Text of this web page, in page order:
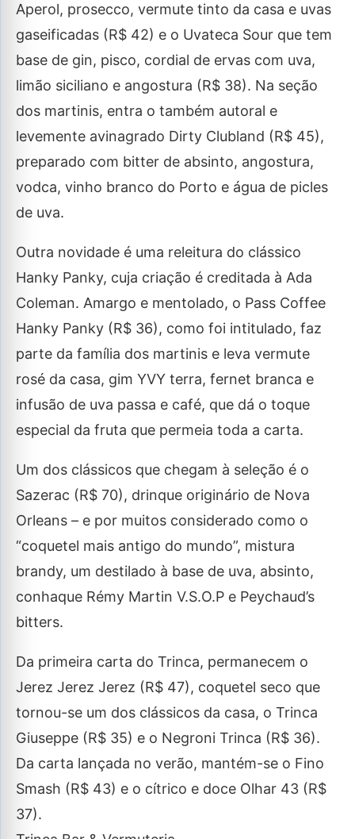
Aperol, prosecco, vermute tinto da casa e uvas
gaseificadas (R$ 42) e o Uvateca Sour que tem
base de gin, pisco, cordial de ervas com uva,
limão siciliano e angostura (R$ 38). Na seção
dos martinis, entra o também autoral e
levemente avinagrado Dirty Clubland (R$ 45),
preparado com bitter de absinto, angostura,
vodca, vinho branco do Porto e água de picles
de uva.
Outra novidade é uma releitura do clássico
Hanky Panky, cuja criação é creditada à Ada
Coleman. Amargo e mentolado, o Pass Coffee
Hanky Panky (R$ 36), como foi intitulado, faz
parte da família dos martinis e leva vermute
rosé da casa, gim YVY terra, fernet branca e
infusão de uva passa e café, que dá o toque
especial da fruta que permeia toda a carta.
Um dos clássicos que chegam à seleção é o
Sazerac (R$ 70), drinque originário de Nova
Orleans – e por muitos considerado como o
“coquetel mais antigo do mundo”, mistura
brandy, um destilado à base de uva, absinto,
conhaque Rémy Martin V.S.O.P e Peychaud’s
bitters.
Da primeira carta do Trinca, permanecem o
Jerez Jerez Jerez (R$ 47), coquetel seco que
tornou-se um dos clássicos da casa, o Trinca
Giuseppe (R$ 35) e o Negroni Trinca (R$ 36).
Da carta lançada no verão, mantém-se o Fino
Smash (R$ 43) e o cítrico e doce Olhar 43 (R$
37).